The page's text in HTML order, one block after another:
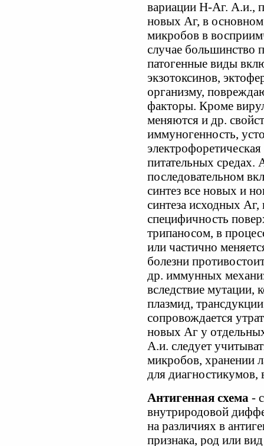
вариации Н-Аг. А.и.,
новых Аг, в
микробов в
случае большинство
патогенные виды
экзотоксинов,
организму,
факторы. Кроме
меняются и др.
иммуногенность,
питательных средах.
последовательном
синтез все новых и
синтеза исходных Аг,
специфичность
трипаносом, в
или частично
болезни
др. иммунных
вследствие мутации,
плазмид,
сопровождается
новых Аг у
А.и. следует
микробов, хранении
для
Антигенная схема -
внутриродовой
на различиях в
признака, род или